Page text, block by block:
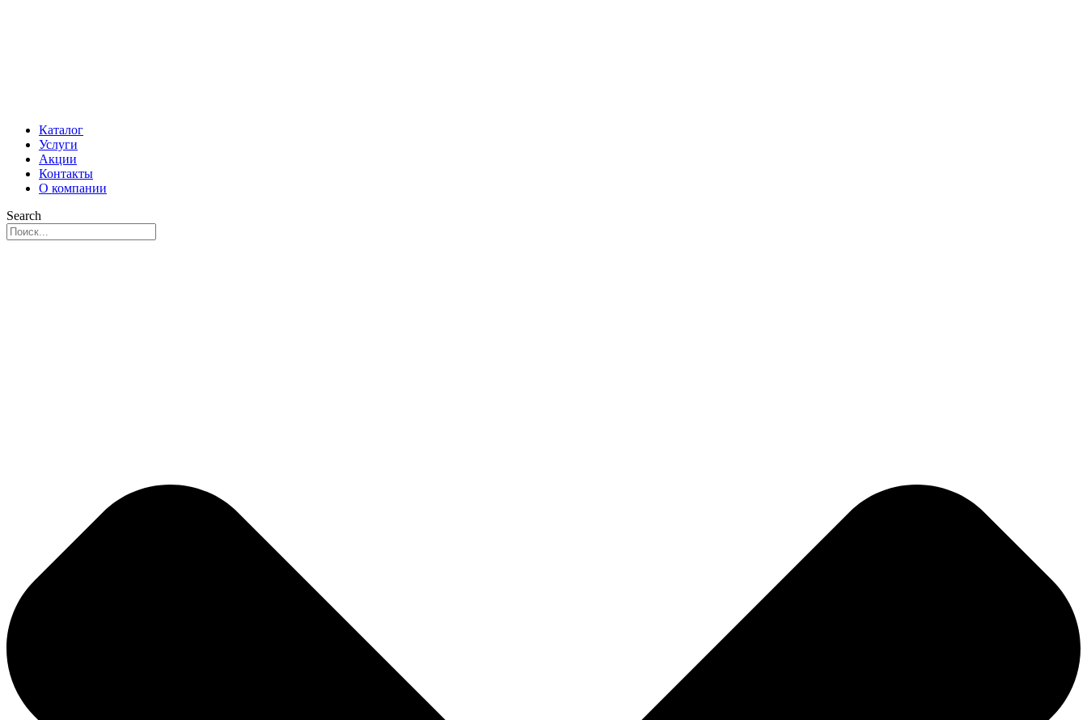
Каталог
Услуги
Акции
Контакты
О компании
Search